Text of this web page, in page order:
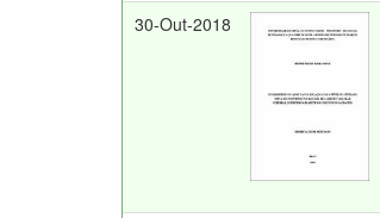
30-Out-2018